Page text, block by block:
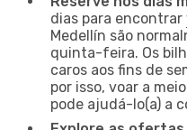
dias para encontrar
Medellín são
quinta-feira. Os
caros aos fins de
por isso, voar a
pode ajudá-lo(a) a